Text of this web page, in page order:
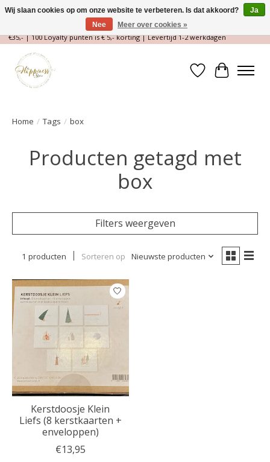
Magische Conceptstore, Edelstenen & Spirituele winkel | Gratis verzending >
€35,- | 100 Loyalty punten is € 5,- korting | Levertijd 1-2 werkdagen
Verlanglijst
Home / Tags / box
Producten getagd met
box
Filters weergeven
1 producten Sorteren op Nieuwste producten
Kerstdoosje Klein
Liefs (8 kerstkaarten +
enveloppen)
€13,95
Wij slaan cookies op om onze website te verbeteren. Is dat akkoord?
Ja
Nee
Meer over cookies »